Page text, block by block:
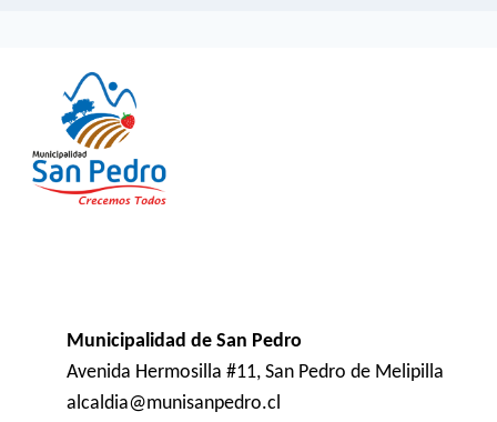
Municipalidad de San Pedro
Avenida Hermosilla #11, San Pedro de Melipilla
alcaldia@munisanpedro.cl